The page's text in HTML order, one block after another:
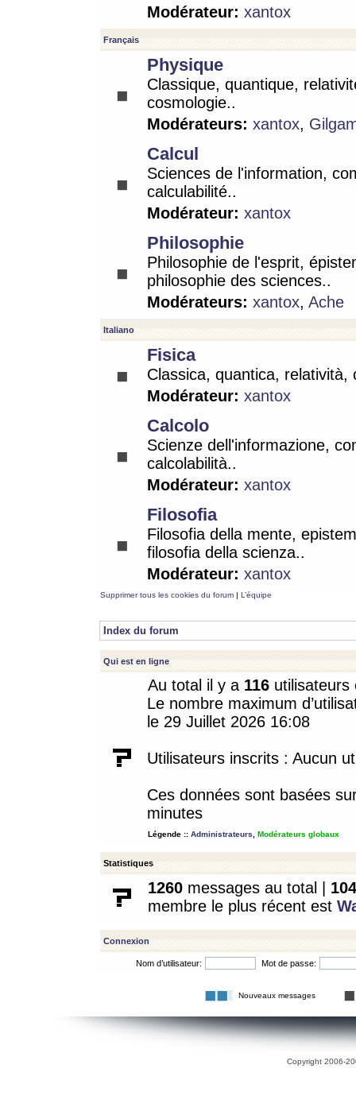
Modérateur: xantox
Français
Physique
Classique, quantique,
cosmologie..
Modérateurs: xantox,
Calcul
Sciences de l'information,
calculabilité..
Modérateur: xantox
Philosophie
Philosophie de l'esprit,
philosophie des sciences..
Modérateurs: xantox, Ache
Italiano
Fisica
Classica, quantica, relatività,
Modérateur: xantox
Calcolo
Scienze dell'informazione,
calcolabilità..
Modérateur: xantox
Filosofia
Filosofia della mente,
filosofia della scienza..
Modérateur: xantox
Supprimer tous les cookies du forum | L’équipe
Index du forum
Qui est en ligne
Au total il y a 116 utilisateurs
Le nombre maximum
le 29 Juillet 2026 16:08
Utilisateurs inscrits : Aucun
Ces données sont basées
minutes
Légende :: Administrateurs Modérateurs globaux
Statistiques
1260 messages au total | 104
membre le plus récent est
Connexion
Nom d’utilisateur: Mot de passe:
Nouveaux messages
Copyright 2006-